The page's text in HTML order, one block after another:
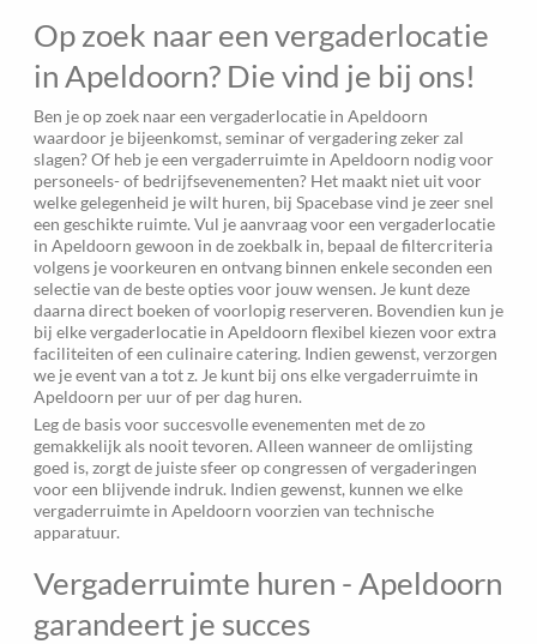
Op zoek naar een vergaderlocatie
in Apeldoorn? Die vind je bij ons!
Ben je op zoek naar een vergaderlocatie in Apeldoorn
waardoor je bijeenkomst, seminar of vergadering zeker zal
slagen? Of heb je een vergaderruimte in Apeldoorn nodig voor
personeels- of bedrijfsevenementen? Het maakt niet uit voor
welke gelegenheid je wilt huren, bij Spacebase vind je zeer snel
een geschikte ruimte. Vul je aanvraag voor een vergaderlocatie
in Apeldoorn gewoon in de zoekbalk in, bepaal de filtercriteria
volgens je voorkeuren en ontvang binnen enkele seconden een
selectie van de beste opties voor jouw wensen. Je kunt deze
daarna direct boeken of voorlopig reserveren. Bovendien kun je
bij elke vergaderlocatie in Apeldoorn flexibel kiezen voor extra
faciliteiten of een culinaire catering. Indien gewenst, verzorgen
we je event van a tot z. Je kunt bij ons elke vergaderruimte in
Apeldoorn per uur of per dag huren.
Leg de basis voor succesvolle evenementen met de zo
gemakkelijk als nooit tevoren. Alleen wanneer de omlijsting
goed is, zorgt de juiste sfeer op congressen of vergaderingen
voor een blijvende indruk. Indien gewenst, kunnen we elke
vergaderruimte in Apeldoorn voorzien van technische
apparatuur.
Vergaderruimte huren - Apeldoorn
garandeert je succes